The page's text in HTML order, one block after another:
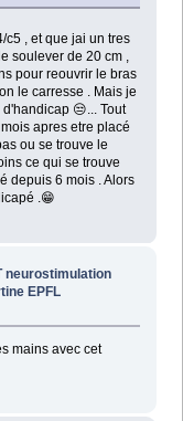
c5 , et que jai un tres
soulever de 20 cm ,
pour reouvrir le bras
le carresse . Mais je
😒... Tout
apres etre placé
ou se trouve le
ce qui se trouve
depuis 6 mois . Alors
.😁
neurostimulation
EPFL
mains avec cet